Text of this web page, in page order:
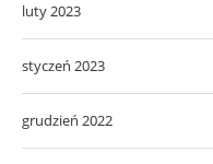
luty 2023
styczeń 2023
grudzień 2022